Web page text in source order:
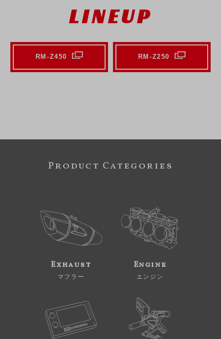
LINEUP
RM-Z450 RM-Z250
Product Categories
Exhaust
マフラー
Engine
エンジン